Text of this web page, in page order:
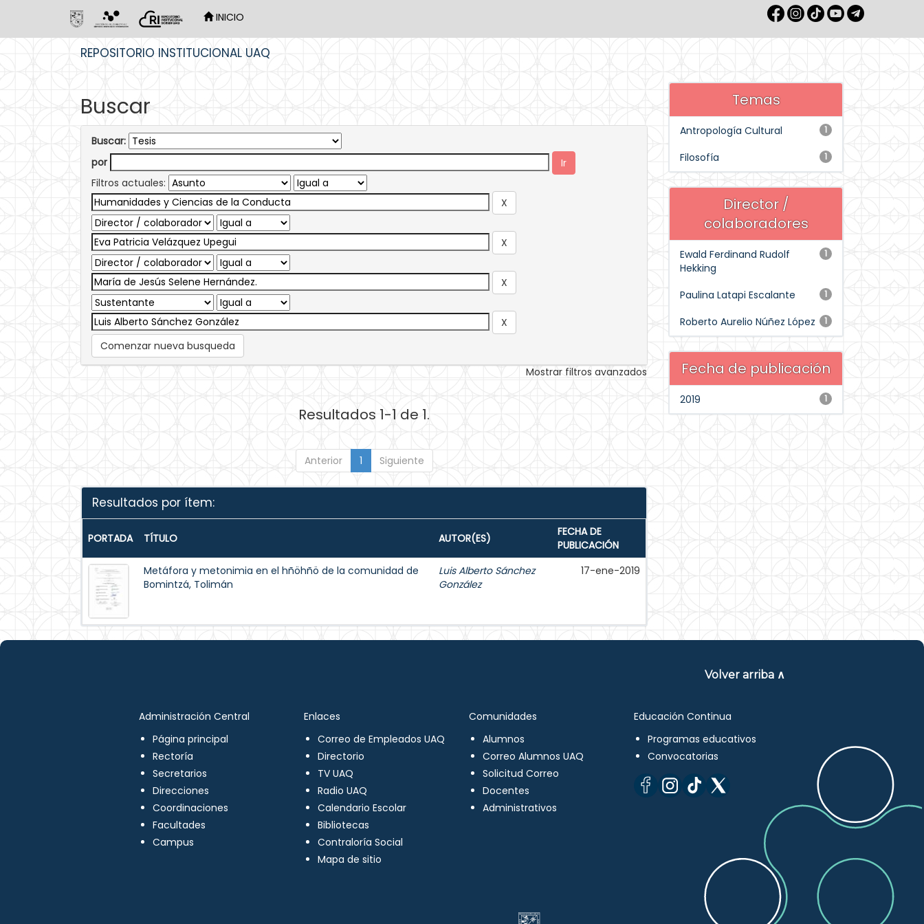
INICIO
REPOSITORIO INSTITUCIONAL UAQ
Buscar
Buscar:
por
Filtros actuales:
Comenzar nueva busqueda
Mostrar filtros avanzados
Resultados 1-1 de 1.
Anterior 1 Siguiente
Resultados por ítem:
PORTADA TÍTULO AUTOR(ES)
FECHA DE
PUBLICACIÓN
Metáfora y metonimia en el hñöhñö de la comunidad de
Bomintzá, Tolimán
Luis Alberto Sánchez
González
17-ene-2019
Temas
1
Antropología Cultural
1
Filosofía
Director /
colaboradores
1
Ewald Ferdinand Rudolf
Hekking
1
Paulina Latapi Escalante
1
Roberto Aurelio Núñez López
Fecha de publicación
1
2019
Volver arriba ∧
Administración Central
Página principal
Rectoría
Secretarios
Direcciones
Coordinaciones
Facultades
Campus
Enlaces
Correo de Empleados UAQ
Directorio
TV UAQ
Radio UAQ
Calendario Escolar
Bibliotecas
Contraloría Social
Mapa de sitio
Comunidades
Alumnos
Correo Alumnos UAQ
Solicitud Correo
Docentes
Administrativos
Educación Continua
Programas educativos
Convocatorias